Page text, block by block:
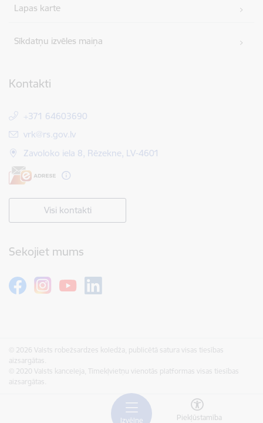
Izvēlne Piekļūstamība
Lapas karte
Sīkdatņu izvēles maiņa
Kontakti
+371 64603690
E-pasts:
vrk@rs.gov.lv
Zavoloko iela 8, Rēzekne, LV-4601
Visi kontakti
Sekojiet mums
© 2026 Valsts robežsardzes koledža, publicētā satura visas tiesības
aizsargātas.
© 2020 Valsts kanceleja, Tīmekļvietņu vienotās platformas visas tiesības
aizsargātas.